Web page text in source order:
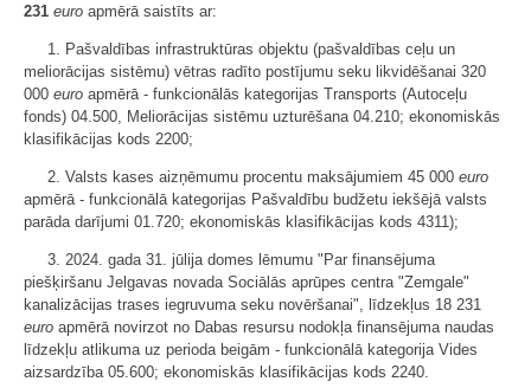
231 euro apmērā saistīts ar:
1. Pašvaldības infrastruktūras objektu (pašvaldības ceļu un
meliorācijas sistēmu) vētras radīto postījumu seku likvidēšanai 320
000 euro apmērā - funkcionālās kategorijas Transports (Autoceļu
fonds) 04.500, Meliorācijas sistēmu uzturēšana 04.210; ekonomiskās
klasifikācijas kods 2200;
2. Valsts kases aizņēmumu procentu maksājumiem 45 000 euro
apmērā - funkcionālā kategorijas Pašvaldību budžetu iekšējā valsts
parāda darījumi 01.720; ekonomiskās klasifikācijas kods 4311);
3. 2024. gada 31. jūlija domes lēmumu "Par finansējuma
piešķiršanu Jelgavas novada Sociālās aprūpes centra "Zemgale"
kanalizācijas trases iegruvuma seku novēršanai", līdzekļus 18 231
euro apmērā novirzot no Dabas resursu nodokļa finansējuma naudas
līdzekļu atlikuma uz perioda beigām - funkcionālā kategorija Vides
aizsardzība 05.600; ekonomiskās klasifikācijas kods 2240.